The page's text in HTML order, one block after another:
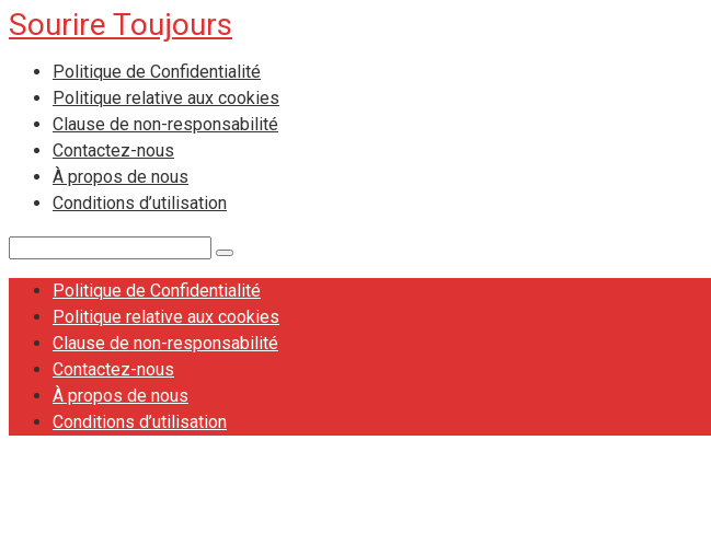
Skip
to
content
Sourire Toujours
Politique de Confidentialité
Politique relative aux cookies
Clause de non-responsabilité
Contactez-nous
À propos de nous
Conditions d’utilisation
Politique de Confidentialité
Politique relative aux cookies
Clause de non-responsabilité
Contactez-nous
À propos de nous
Conditions d’utilisation